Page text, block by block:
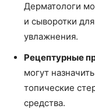
Дерматологи
и сыворотки
увлажнения.
Рецептурные
могут
топические
средства.